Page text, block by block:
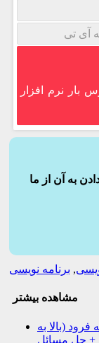
آی تی
بار نرم افزار
به آن از ما
,
مشاهده بیشتر
(بالا به
+ حل مسائل